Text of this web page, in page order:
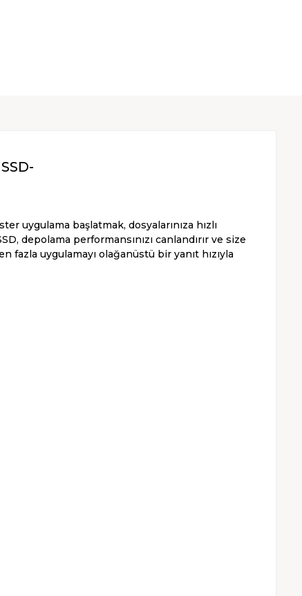
uygulama başlatmak, dosyalarınıza hızlı
depolama performansınızı canlandırır ve size
fazla uygulamayı olağanüstü bir yanıt hızıyla